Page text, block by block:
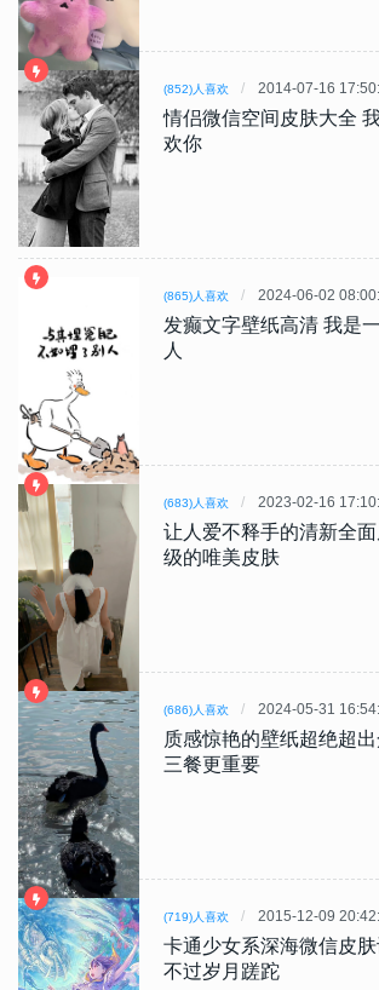
(852)人喜欢 2014-07-16
情侣微信空间皮肤大全
欢你
(865)人喜欢 2024-06-02
发癫文字壁纸高清 我是
人
(683)人喜欢 2023-02-16
让人爱不释手的清新全
级的唯美皮肤
(686)人喜欢 2024-05-31
质感惊艳的壁纸超绝超
三餐更重要
(719)人喜欢 2015-12-09
卡通少女系深海微信皮
不过岁月蹉跎